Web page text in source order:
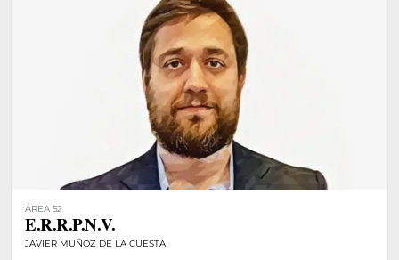
ÁREA 52
E.R.R.P.N.V.
JAVIER MUÑOZ DE LA CUESTA